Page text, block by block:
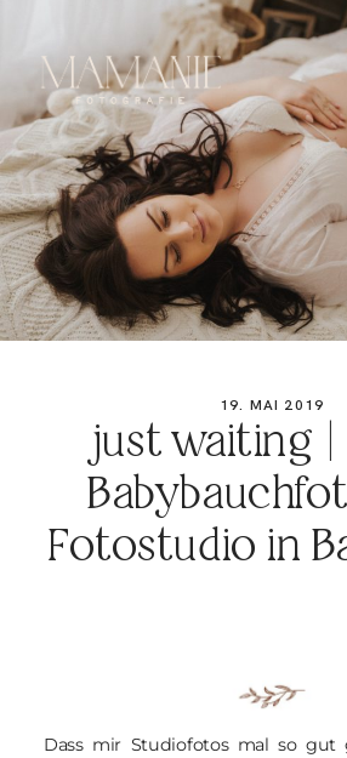
19. MAI 2019
just waiting |
Fotostudio in
Dass mir Studiofotos mal so gut
HOME
ÜBER MICH
PREISE
BLOG